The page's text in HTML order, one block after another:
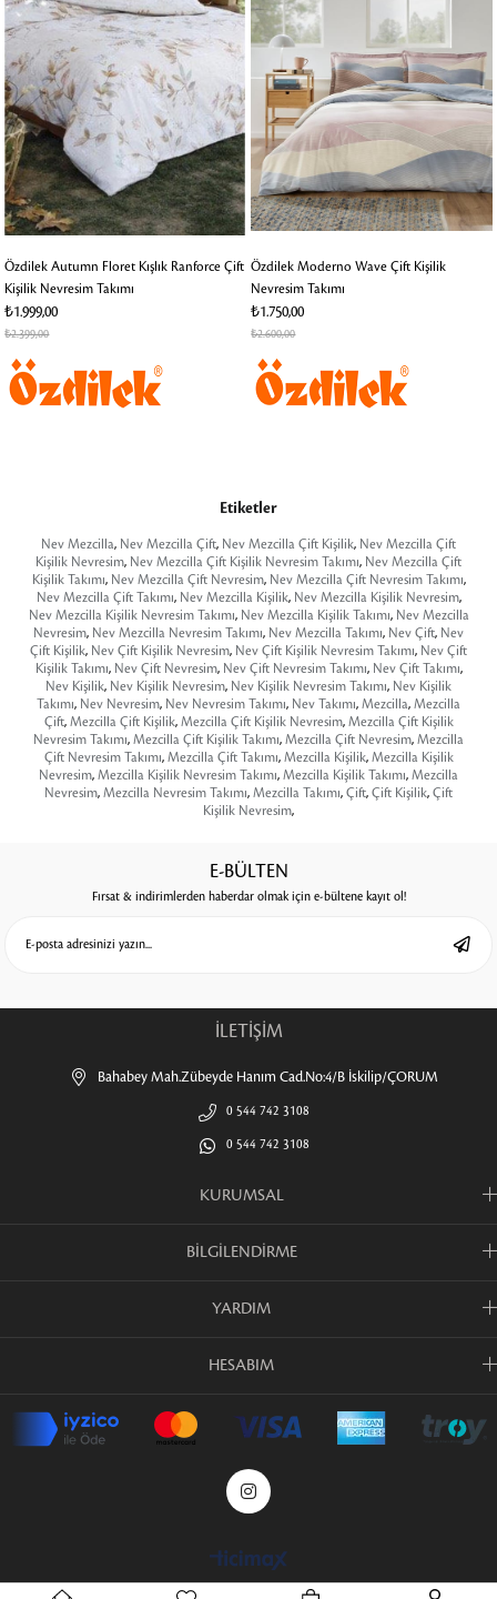
Özdilek Autumn Floret Kışlık Ranforce Çift
Kişilik Nevresim Takımı
₺1.999,00
₺2.399,00
Özdilek Moderno Wave Çift Kişilik
Nevresim Takımı
₺1.750,00
₺2.600,00
Etiketler
Nev Mezcilla, Nev Mezcilla Çift, Nev Mezcilla Çift Kişilik, Nev Mezcilla Çift
Kişilik Nevresim, Nev Mezcilla Çift Kişilik Nevresim Takımı, Nev Mezcilla Çift
Kişilik Takımı, Nev Mezcilla Çift Nevresim, Nev Mezcilla Çift Nevresim Takımı,
Nev Mezcilla Çift Takımı, Nev Mezcilla Kişilik, Nev Mezcilla Kişilik Nevresim,
Nev Mezcilla Kişilik Nevresim Takımı, Nev Mezcilla Kişilik Takımı, Nev Mezcilla
Nevresim, Nev Mezcilla Nevresim Takımı, Nev Mezcilla Takımı, Nev Çift, Nev
Çift Kişilik, Nev Çift Kişilik Nevresim, Nev Çift Kişilik Nevresim Takımı, Nev Çift
Kişilik Takımı, Nev Çift Nevresim, Nev Çift Nevresim Takımı, Nev Çift Takımı,
Nev Kişilik, Nev Kişilik Nevresim, Nev Kişilik Nevresim Takımı, Nev Kişilik
Takımı, Nev Nevresim, Nev Nevresim Takımı, Nev Takımı, Mezcilla, Mezcilla
Çift, Mezcilla Çift Kişilik, Mezcilla Çift Kişilik Nevresim, Mezcilla Çift Kişilik
Nevresim Takımı, Mezcilla Çift Kişilik Takımı, Mezcilla Çift Nevresim, Mezcilla
Çift Nevresim Takımı, Mezcilla Çift Takımı, Mezcilla Kişilik, Mezcilla Kişilik
Nevresim, Mezcilla Kişilik Nevresim Takımı, Mezcilla Kişilik Takımı, Mezcilla
Nevresim, Mezcilla Nevresim Takımı, Mezcilla Takımı, Çift, Çift Kişilik, Çift
Kişilik Nevresim,
E-BÜLTEN
Fırsat & indirimlerden haberdar olmak için e-bültene kayıt ol!
İLETİŞİM
Bahabey Mah.Zübeyde Hanım Cad.No:4/B İskilip/ÇORUM
0 544 742 3108
0 544 742 3108
KURUMSAL
BİLGİLENDİRME
YARDIM
HESABIM